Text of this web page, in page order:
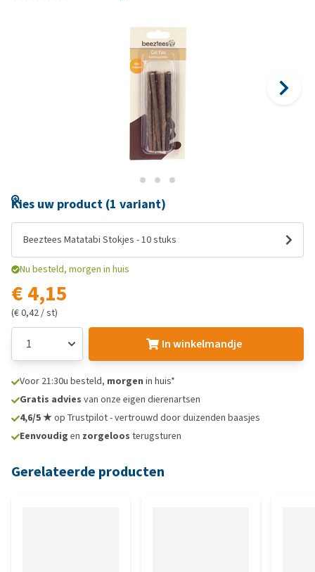
Kies uw product (1 variant)
Beeztees Matatabi Stokjes - 10 stuks
Nu besteld, morgen in huis
€ 4,15
(€ 0,42 / st)
In winkelmandje
Voor 21:30u besteld, morgen in huis*
Gratis advies van onze eigen dierenartsen
4,6/5 ★op Trustpilot - vertrouwd door duizenden baasjes
Eenvoudig en zorgeloos terugsturen
Gerelateerde producten